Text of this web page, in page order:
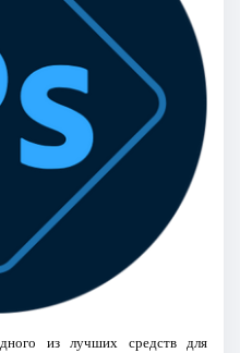
из лучших средств для